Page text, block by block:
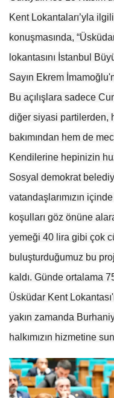
Kent Lokantaları’yla
konuşmasında,
lokantasını İstanbul
Sayın Ekrem
Bu açılışlara sadece
diğer siyasi partilerden,
bakımından hem de
Kendilerine hepinizin
Sosyal demokrat
vatandaşlarımızın
koşulları göz önüne
yemeği 40 lira gibi çok
buluşturduğumuz bu
kaldı. Günde ortalama
Üsküdar Kent
yakın zamanda
halkımızın hizmetine